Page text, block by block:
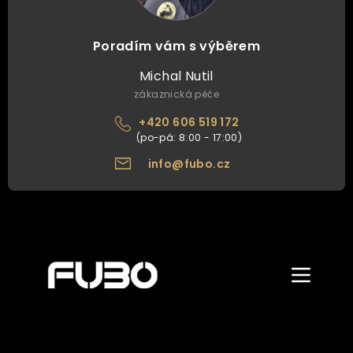
Poradím vám s výběrem
Michal Nutil
zákaznická péče
+420 606 519 172
info@fubo.cz
Zobrazit/
menu